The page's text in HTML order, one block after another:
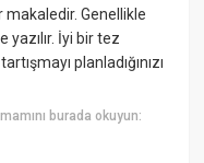
Genellikle
yazılır. İyi bir tez
planladığınızı
burada okuyun: